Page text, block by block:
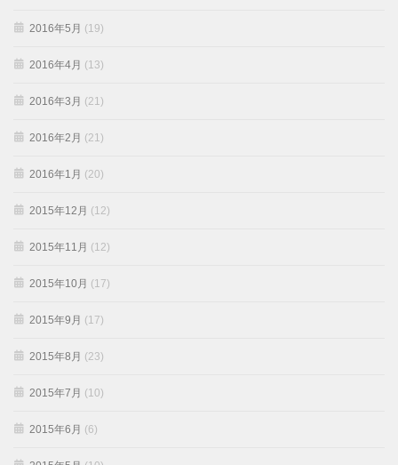
2016年5月 (19)
2016年4月 (13)
2016年3月 (21)
2016年2月 (21)
2016年1月 (20)
2015年12月 (12)
2015年11月 (12)
2015年10月 (17)
2015年9月 (17)
2015年8月 (23)
2015年7月 (10)
2015年6月 (6)